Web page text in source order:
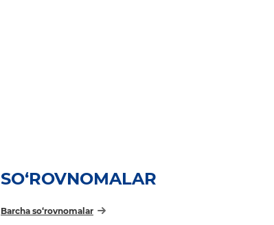
SO‘ROVNOMALAR
Barcha so‘rovnomalar